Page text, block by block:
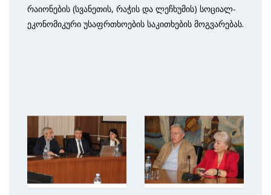
რაიონების (სვანეთის, რაჭის და ლეჩხუმის) სოციალ-
ეკონომიკური უსაფრთხოების საკითხების მოგვარებას.